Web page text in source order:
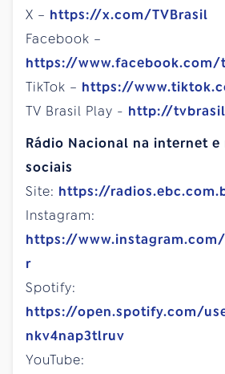
X – https://x.com/TVBrasil
Facebook –
https://www.facebook.com/
TikTok – https://
TV Brasil Play - http://
Rádio Nacional na internet e
sociais
Site: https://
Instagram:
https://
r
Spotify:
https://open.spotify.com/
nkv4nap3tlruv
YouTube: